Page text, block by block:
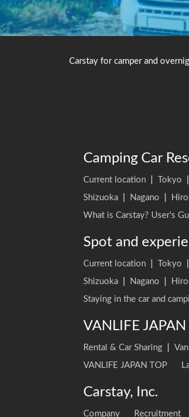
Carstay for camper and
Camping Car
Current location Tokyo
Shizuoka
Nagano
What is Carstay? User's
Spot and
Current location Tokyo
Shizuoka
Nagano
Staying in the car and
VANLIFE JAPAN
Rental & Car Sharing
VANLIFE JAPAN TOP
Carstay, Inc.
Company Recruitment